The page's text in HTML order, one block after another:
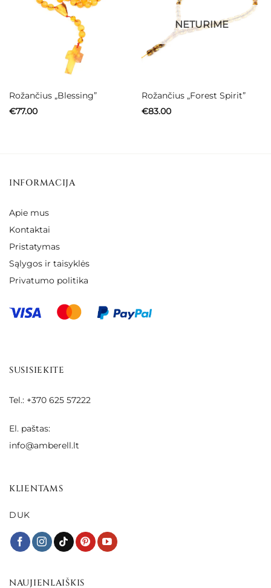
Rožančius „Blessing”
€77.00
NETURIME
Rožančius „Forest Spirit”
€83.00
INFORMACIJA
Apie mus
Kontaktai
Pristatymas
Sąlygos ir taisyklės
Privatumo politika
SUSISIEKITE
Tel.: +370 625 57222
El. paštas:
info@amberell.lt
KLIENTAMS
DUK
NAUJIENLAIŠKIS